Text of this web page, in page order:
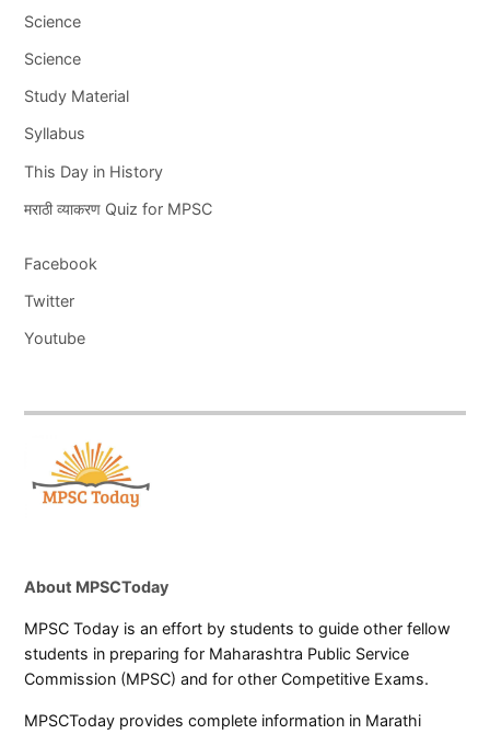
Science
Science
Study Material
Syllabus
This Day in History
मराठी व्याकरण Quiz for MPSC
Facebook
Twitter
Youtube
About MPSCToday
MPSC Today is an effort by students to guide other fellow
students in preparing for Maharashtra Public Service
Commission (MPSC) and for other Competitive Exams.
MPSCToday provides complete information in Marathi